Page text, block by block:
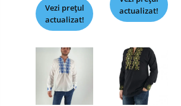
Vezi prețul
actualizat!
actualizat!